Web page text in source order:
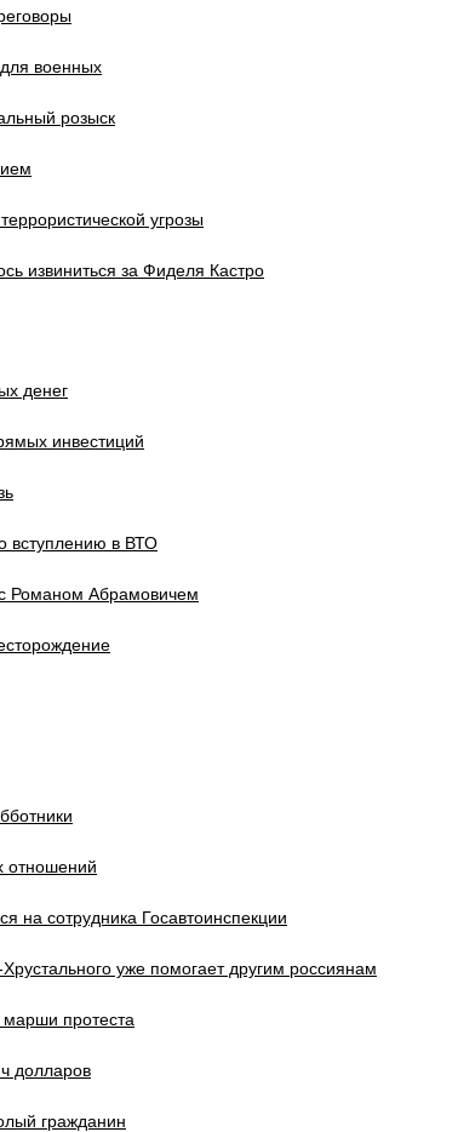
военных
розыск
угрозы
извиниться за Фиделя Кастро
денег
инвестиций
вступлению в ВТО
Романом Абрамовичем
отношений
на сотрудника Госавтоинспекции
уже помогает другим россиянам
протеста
долларов
гражданин